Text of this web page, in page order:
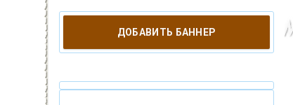
ГИПОТЕЗЫ
НЕПОЗНАННОЕ
МИСТИКА
ДОБАВИТЬ БАННЕР